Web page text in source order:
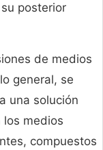
posterior
de medios
general, se
una solución
los medios
compuestos